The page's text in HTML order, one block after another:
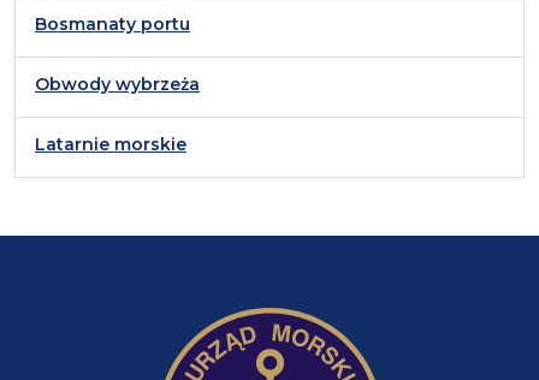
Bosmanaty portu
Obwody wybrzeża
Latarnie morskie